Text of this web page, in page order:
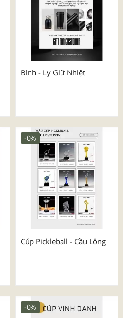
Bình - Ly Giữ Nhiệt
Cúp Pickleball - Cầu Lông
-0%
-0%